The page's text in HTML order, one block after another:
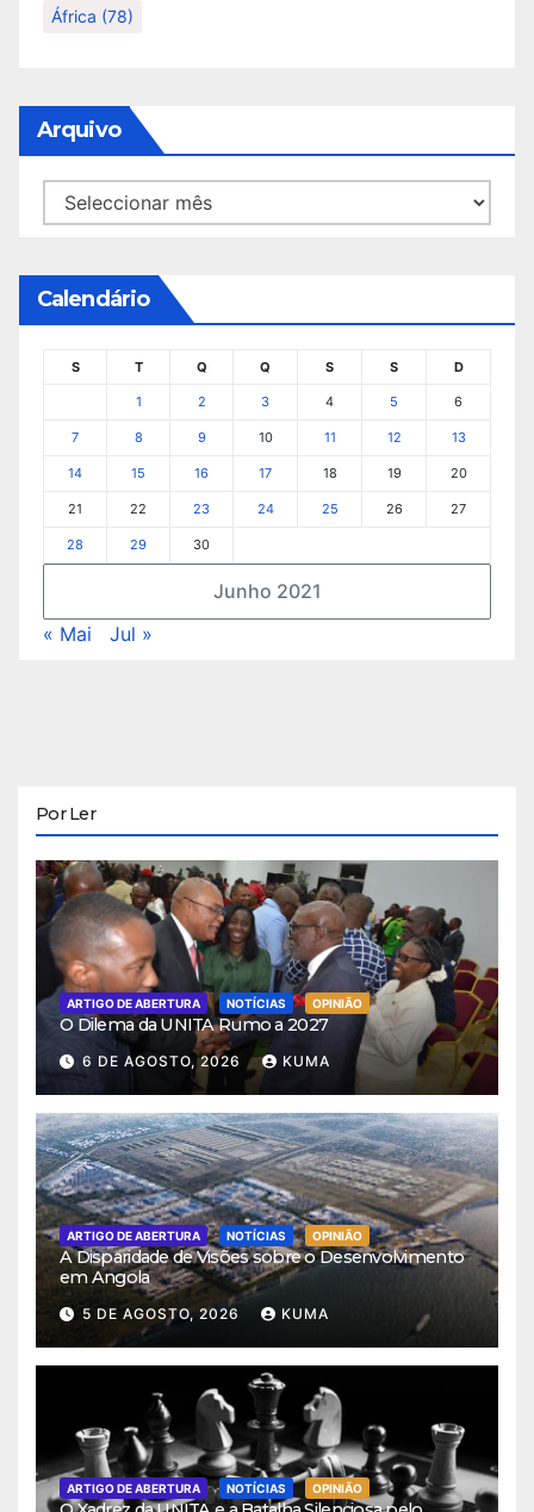
África (78)
Arquivo
Arquivo
Calendário
Junho 2021
S T Q Q S S D
1 2 3 4 5 6
7 8 9 10 11 12 13
14 15 16 17 18 19 20
21 22 23 24 25 26 27
28 29 30
« Mai Jul »
Por Ler
ARTIGO DE ABERTURA NOTÍCIAS OPINIÃO
O Dilema da UNITA Rumo a 2027
6 DE AGOSTO, 2026 KUMA
ARTIGO DE ABERTURA NOTÍCIAS OPINIÃO
A Disparidade de Visões sobre o Desenvolvimento
em Angola
5 DE AGOSTO, 2026 KUMA
ARTIGO DE ABERTURA NOTÍCIAS OPINIÃO